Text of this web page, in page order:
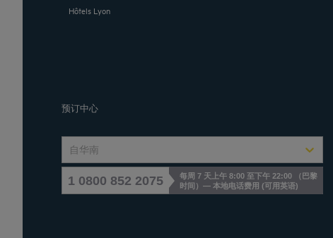
Hôtels Lyon
预订中心
自华南
1 0800 852 2075
每周 7 天上午 8:00 至下午 22:00 （巴黎
时间）— 本地电话费用 (可用英语)